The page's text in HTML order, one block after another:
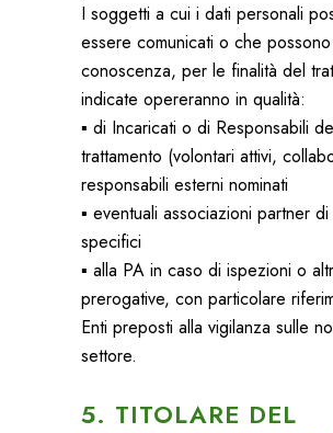
I soggetti a cui i dati personali
essere comunicati o che
conoscenza, per le finalità del
indicate opereranno in qualità:
▪ di Incaricati o di Responsabili
trattamento (volontari attivi,
responsabili esterni nominati
▪ eventuali associazioni partner
specifici
▪ alla PA in caso di ispezioni o
prerogative, con particolare
Enti preposti alla vigilanza sulle
settore.
5. TITOLARE DEL